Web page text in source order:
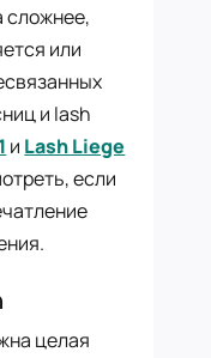
сложнее,
или
и lash
и Lash Liege
если
целая